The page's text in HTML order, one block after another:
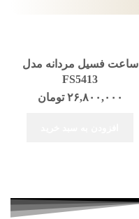
ساعت فسیل مردانه مدل
FS5413
۲۶,۸۰۰,۰۰۰ تومان